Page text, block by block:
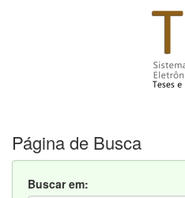
Página de Busca
Buscar em: